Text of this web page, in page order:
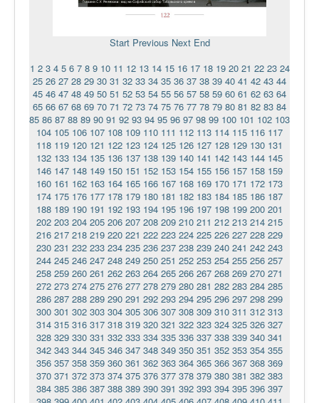
Start Previous Next End
1 2 3 4 5 6 7 8 9 10 11 12 13 14 15 16 17 18 19 20 21 22 23 24
25 26 27 28 29 30 31 32 33 34 35 36 37 38 39 40 41 42 43 44
45 46 47 48 49 50 51 52 53 54 55 56 57 58 59 60 61 62 63 64
65 66 67 68 69 70 71 72 73 74 75 76 77 78 79 80 81 82 83 84
85 86 87 88 89 90 91 92 93 94 95 96 97 98 99 100 101 102 103
104 105 106 107 108 109 110 111 112 113 114 115 116 117
118 119 120 121 122 123 124 125 126 127 128 129 130 131
132 133 134 135 136 137 138 139 140 141 142 143 144 145
146 147 148 149 150 151 152 153 154 155 156 157 158 159
160 161 162 163 164 165 166 167 168 169 170 171 172 173
174 175 176 177 178 179 180 181 182 183 184 185 186 187
188 189 190 191 192 193 194 195 196 197 198 199 200 201
202 203 204 205 206 207 208 209 210 211 212 213 214 215
216 217 218 219 220 221 222 223 224 225 226 227 228 229
230 231 232 233 234 235 236 237 238 239 240 241 242 243
244 245 246 247 248 249 250 251 252 253 254 255 256 257
258 259 260 261 262 263 264 265 266 267 268 269 270 271
272 273 274 275 276 277 278 279 280 281 282 283 284 285
286 287 288 289 290 291 292 293 294 295 296 297 298 299
300 301 302 303 304 305 306 307 308 309 310 311 312 313
314 315 316 317 318 319 320 321 322 323 324 325 326 327
328 329 330 331 332 333 334 335 336 337 338 339 340 341
342 343 344 345 346 347 348 349 350 351 352 353 354 355
356 357 358 359 360 361 362 363 364 365 366 367 368 369
370 371 372 373 374 375 376 377 378 379 380 381 382 383
384 385 386 387 388 389 390 391 392 393 394 395 396 397